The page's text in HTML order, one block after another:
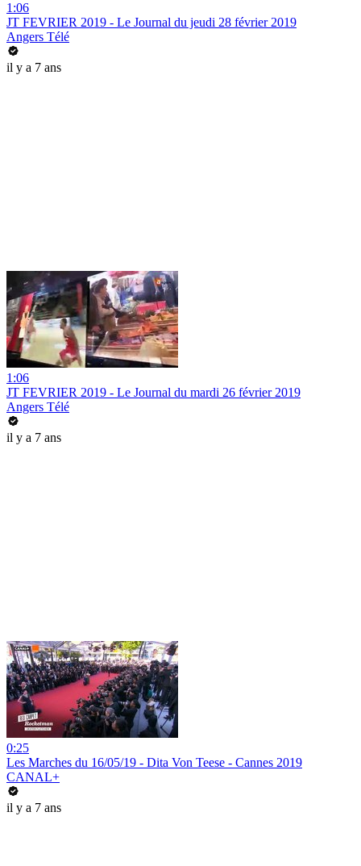
1:06
JT FEVRIER 2019 - Le Journal du jeudi 28 février 2019
Angers Télé
il y a 7 ans
1:06
JT FEVRIER 2019 - Le Journal du mardi 26 février 2019
Angers Télé
il y a 7 ans
0:25
Les Marches du 16/05/19 - Dita Von Teese - Cannes 2019
CANAL+
il y a 7 ans